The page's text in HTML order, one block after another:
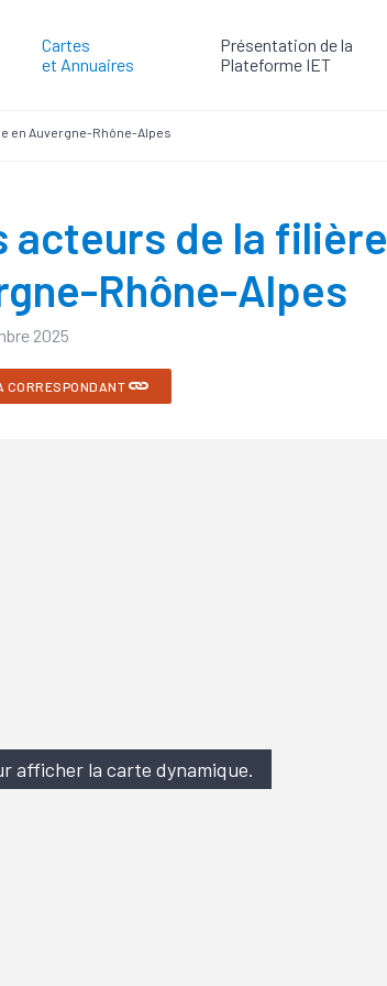
Cartes
et Annuaires
Présentation de la
Plateforme IET
en Auvergne-Rhône-Alpes
acteurs de la filière
Rhône-Alpes
2025
CORRESPONDANT
afficher la carte dynamique.